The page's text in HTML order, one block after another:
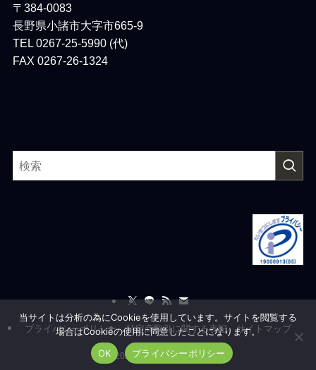
〒384-0083
長野県小諸市大字市665-9
TEL 0267-25-5990 (代)
FAX 0267-26-1324
プライバシーポリシー 特定商取引に関する表記 サイトマップ
© 2026 Ailesystem, co.,Ltd.
当サイトは分析の為にCookieを使用しています。サイトを閲覧する
場合はCookieの使用に同意したことになります。
OK
プライバシーポリシー